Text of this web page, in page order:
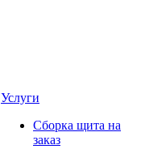
Услуги
Сборка щита на
заказ